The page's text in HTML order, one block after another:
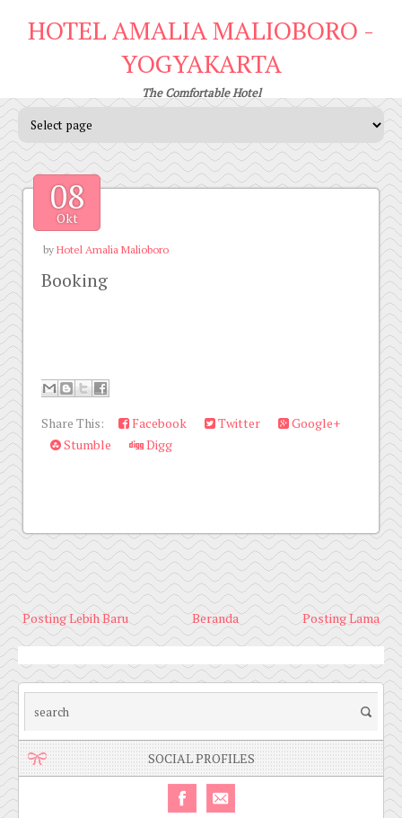
HOTEL AMALIA MALIOBORO -
YOGYAKARTA
The Comfortable Hotel
08
Okt
by Hotel Amalia Malioboro
Booking
Share This: Facebook Twitter
Google+
Stumble
Digg
Posting Lebih Baru Posting Lama
Beranda
SOCIAL PROFILES